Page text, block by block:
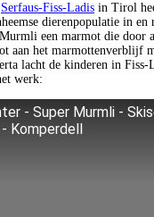
Serfaus-Fiss-Ladis in Tirol
dierenpopulatie in
een marmot die door
aan het marmottenverblijf
lacht de kinderen in Fiss-
werk:
- Super Murmli -
Komperdell